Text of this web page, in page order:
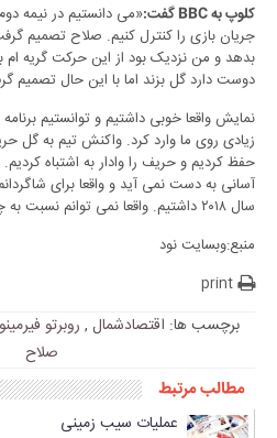
کلوپ به BBC گفت:
«می دانستیم در نیمه
جریان بازی را کنترل کنیم. صلاح تصمیم
بدهد و من نزدیک بود از این حرکت گریه
دوست دارد گل بزند اما با این حال تصمیم
نمایش واقعا خوبی داشتیم و توانستیم
زیادی روی ما وارد کرد. واکنش تیم به گل
آسانی به دست نمی آید و واقعا برای
سال ۲۰۱۸ داشتیم. واقعا نمی توانم نسبت به چیزی در این سال شکایت کنم.»
منبع:وبسایت نود
print
برچسب ها: اقتصادشمال , روبرتو فیرمینو
صلاح
مطالب مرتبط
عملیات سیب زمینی